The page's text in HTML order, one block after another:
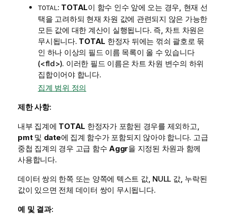
TOTAL: TOTAL이 함수 인수 앞에 오는 경우, 현재 선
택을 고려하되 현재 차원 값에 관련되지 않은 가능한
모든 값에 대한 계산이 실행됩니다. 즉, 차트 차원은
무시됩니다. TOTAL 한정자 뒤에는 꺾쇠 괄호로 묶
인 하나 이상의 필드 이름 목록이 올 수 있습니다
(<fld>). 이러한 필드 이름은 차트 차원 변수의 하위
집합이어야 합니다.
집계 범위 정의
제한 사항:
내부 집계에 TOTAL 한정자가 포함된 경우를 제외하고,
pmt및 date에 집계 함수가 포함되지 않아야 합니다. 고급
중첩 집계의 경우 고급 함수 Aggr을 지정된 차원과 함께
사용합니다.
데이터 쌍의 한쪽 또는 양쪽에 텍스트 값, NULL 값, 누락된
값이 있으면 전체 데이터 쌍이 무시됩니다.
예 및 결과: